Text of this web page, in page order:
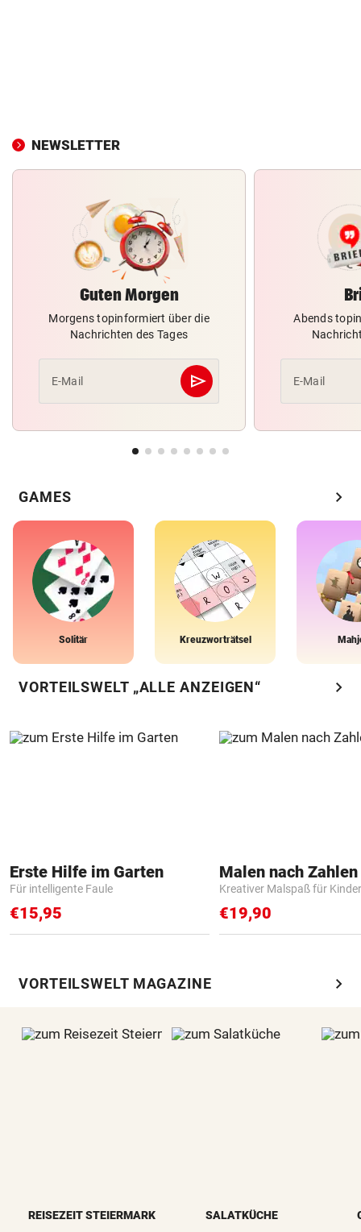
NEWSLETTER
Guten Morgen
Morgens topinformiert über die
Nachrichten des Tages
E-Mail send
Abschicken
Abends
E-Mail
GAMES chevron_right
Solitär Kreuzworträtsel
VORTEILSWELT „ALLE ANZEIGEN“ chevron_right
Erste Hilfe im Garten
Für intelligente Faule
€15,95
Kreativer Malspaß für Kinder
€19,90
VORTEILSWELT MAGAZINE chevron_right
REISEZEIT STEIERMARK SALATKÜCHE